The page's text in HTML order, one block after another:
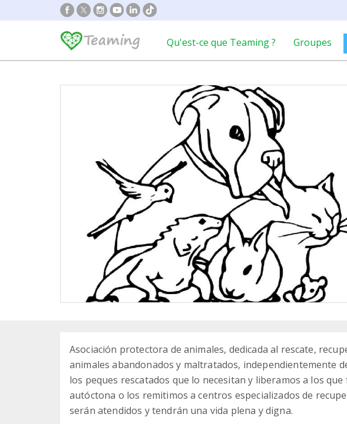
Qu'est-ce que Teaming ? Groupes
Asociación protectora de animales, dedicada al rescate,
animales abandonados y maltratados, independientemente
los peques rescatados que lo necesitan y liberamos a los
autóctona o los remitimos a centros especializados de
serán atendidos y tendrán una vida plena y digna.